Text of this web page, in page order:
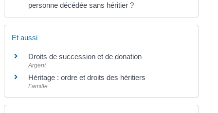
personne décédée sans héritier ?
Et aussi
Droits de succession et de donation
Argent
Héritage : ordre et droits des héritiers
Famille